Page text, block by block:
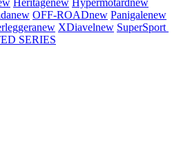
Heritagenew Hypermotardnew
new OFF-ROADnew Panigalenew
new XDiavelnew SuperSport
SERIES